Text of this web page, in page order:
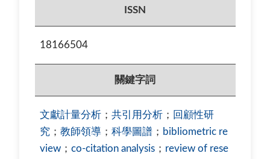
ISSN
18166504
關鍵字詞
文獻計量分析 ； 共引用分析 ；
回顧性研
究 ； 教師領導 ； 科學圖譜 ； bibliometric re
view ； co-citation analysis ； review of rese